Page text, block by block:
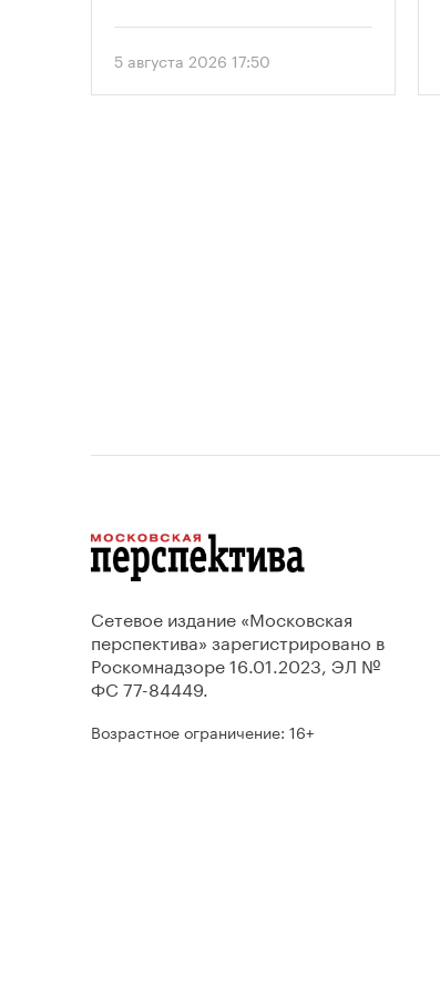
от 5 августа 2026 года. Документ
подход к определению
необходимого количества
5 августа 2026 17:50
Сетевое издание «Московская
перспектива» зарегистрировано в
Роскомнадзоре 16.01.2023, ЭЛ №
ФС 77-84449.
Возрастное ограничение: 16+